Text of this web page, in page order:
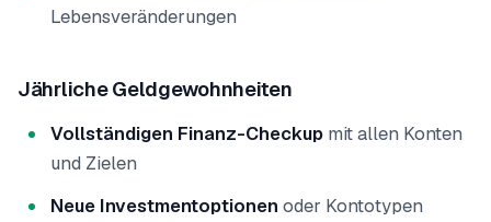
Lebensveränderungen
Jährliche Geldgewohnheiten
Vollständigen Finanz-Checkup mit allen Konten
und Zielen
Neue Investmentoptionen oder Kontotypen